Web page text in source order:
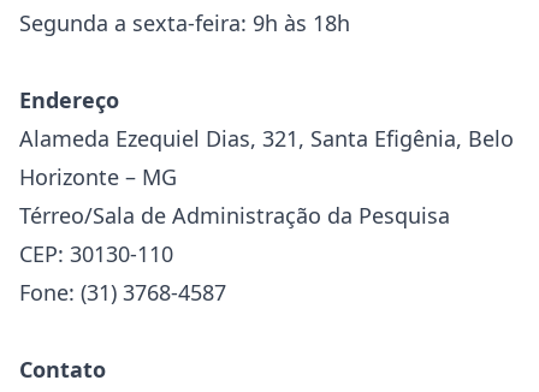
Segunda a sexta-feira: 9h às 18h
Endereço
Alameda Ezequiel Dias, 321, Santa Efigênia, Belo
Horizonte – MG
Térreo/Sala de Administração da Pesquisa
CEP: 30130-110
Fone: (31) 3768-4587
Contato